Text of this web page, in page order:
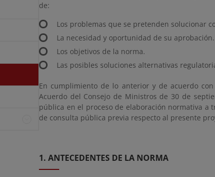
de:
Los problemas que se pretenden solucionar
La necesidad y oportunidad de su aprobación.
Los objetivos de la norma.
Las posibles soluciones alternativas
En cumplimiento de lo anterior y de acuerdo
Acuerdo del Consejo de Ministros de 30 de
pública en el proceso de elaboración normativa
de consulta pública previa respecto al presente
1. ANTECEDENTES DE LA NORMA